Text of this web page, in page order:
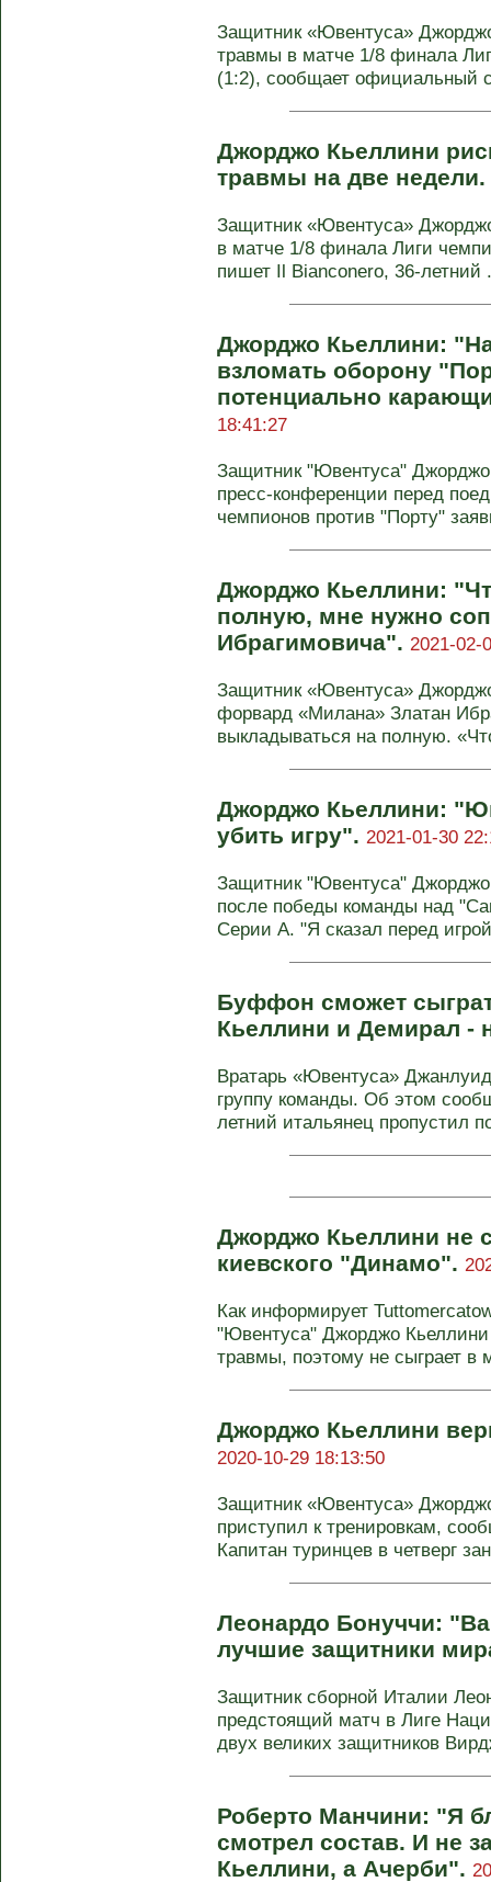
Защитник «Ювентуса»
травмы в матче 1/8 финала
(1:2), сообщает официальный
Джорджо Кьеллини
травмы на две недели.
Защитник «Ювентуса»
в матче 1/8 финала Лиги
пишет Il Bianconero, 36-летний
Джорджо Кьеллини:
взломать оборону
потенциально
18:41:27
Защитник "Ювентуса"
пресс-конференции перед
чемпионов против "Порту"
Джорджо Кьеллини:
полную, мне нужно
Ибрагимовича". 2021-02-
Защитник «Ювентуса»
форвард «Милана» Златан
выкладываться на полную.
Джорджо Кьеллини:
убить игру". 2021-01-30
Защитник "Ювентуса"
после победы команды над
Серии А. "Я сказал перед
Буффон сможет
Кьеллини и Демирал -
Вратарь «Ювентуса»
группу команды. Об этом
летний итальянец пропустил
Джорджо Кьеллини не
киевского "Динамо".
Как информирует
"Ювентуса" Джорджо Кьеллини
травмы, поэтому не сыграет в
Джорджо Кьеллини
2020-10-29 18:13:50
Защитник «Ювентуса»
приступил к тренировкам,
Капитан туринцев в четверг
Леонардо Бонуччи:
лучшие защитники
Защитник сборной Италии
предстоящий матч в Лиге
двух великих защитников
Роберто Манчини: "Я
смотрел состав. И не
Кьеллини, а Ачерби".